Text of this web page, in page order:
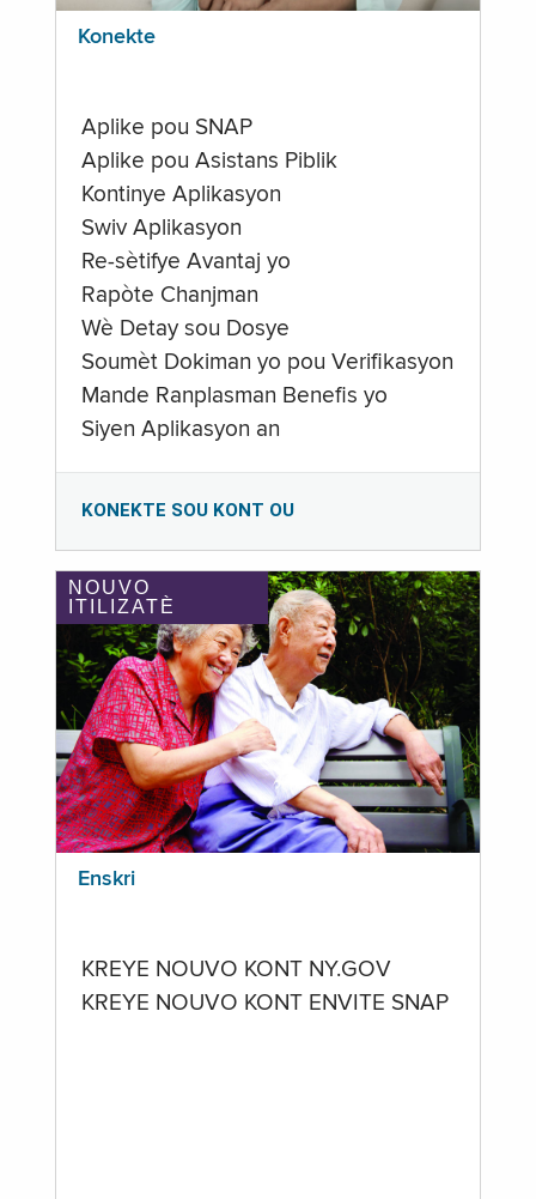
Konekte
Aplike pou SNAP
Aplike pou Asistans Piblik
Kontinye Aplikasyon
Swiv Aplikasyon
Re-sètifye Avantaj yo
Rapòte Chanjman
Wè Detay sou Dosye
Soumèt Dokiman yo pou Verifikasyon
Mande Ranplasman Benefis yo
Siyen Aplikasyon an
KONEKTE SOU KONT OU
NOUVO
ITILIZATÈ
Enskri
KREYE NOUVO KONT NY.GOV
KREYE NOUVO KONT ENVITE SNAP